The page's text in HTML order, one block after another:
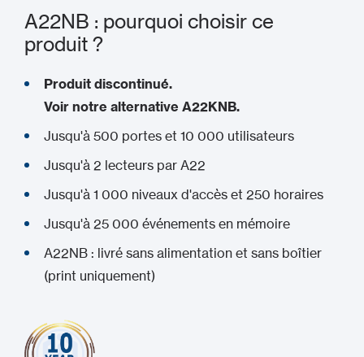
A22NB : pourquoi choisir ce
produit ?
Produit discontinué.
Voir notre alternative A22KNB.
Jusqu'à 500 portes et 10 000 utilisateurs
Jusqu'à 2 lecteurs par A22
Jusqu'à 1 000 niveaux d'accès et 250 horaires
Jusqu'à 25 000 événements en mémoire
A22NB : livré sans alimentation et sans boîtier
(print uniquement)